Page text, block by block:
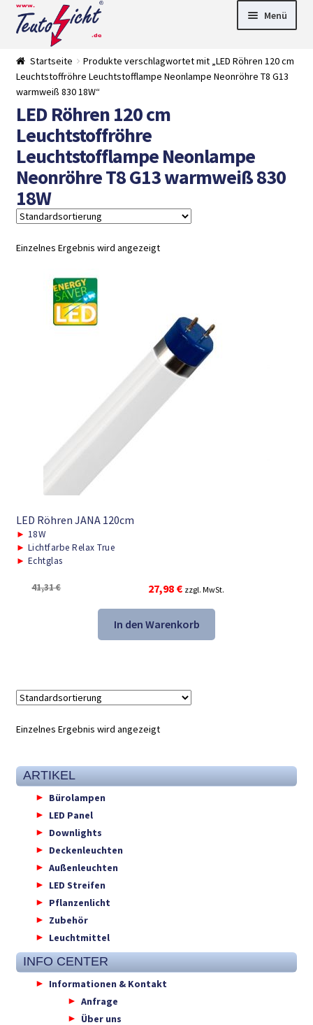
Zur
Navigation
springen
Springe
zum
Menü
► LED Panel
►
Pflanzenlich
►
►
Leuchtmittel
►
Versandarten
► Zahlarten
Startseite
Produkte verschlagwortet mit „LED Röhren 120 cm
Leuchtstoffröhre Leuchtstofflampe Neonlampe Neonröhre T8 G13
warmweiß 830 18W“
LED Röhren 120 cm
Leuchtstoffröhre
Leuchtstofflampe Neonlampe
Neonröhre T8 G13 warmweiß 830
18W
Einzelnes Ergebnis wird angezeigt
LED Röhren JANA 120cm
► 18W
► Lichtfarbe Relax True
► Echtglas
41,31€
Ursprünglicher
Preis
war:
41,31 €
27,98 €Aktueller
Preis
ist:
27,98 €.
zzgl. MwSt.
In den Warenkorb
Einzelnes Ergebnis wird angezeigt
ARTIKEL
Bürolampen
LED Panel
Downlights
Deckenleuchten
Außenleuchten
LED Streifen
Pflanzenlicht
Zubehör
Leuchtmittel
INFO CENTER
Informationen & Kontakt
Anfrage
Über uns